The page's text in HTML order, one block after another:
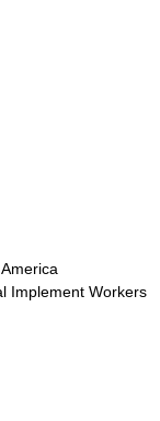
Implement Workers